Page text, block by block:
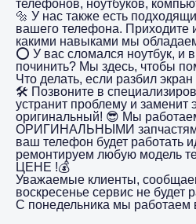
телефонов, ноутбуков,
🔩 У нас также есть
вашего телефона. Приходите
какими навыками мы
⭕️ У вас сломался ноутбук, и
починить? Мы здесь, чтобы
Что делать, если разбил
🛠️ Позвоните в
устранит проблему и заменит
оригинальный! 😎 Мы
ОРИГИНАЛЬНЫМИ
ваш телефон будет работать
ремонтируем любую модель
ЦЕНЕ !💰
Уважаемые клиенты,
воскресенье сервис не будет
С понедельника мы